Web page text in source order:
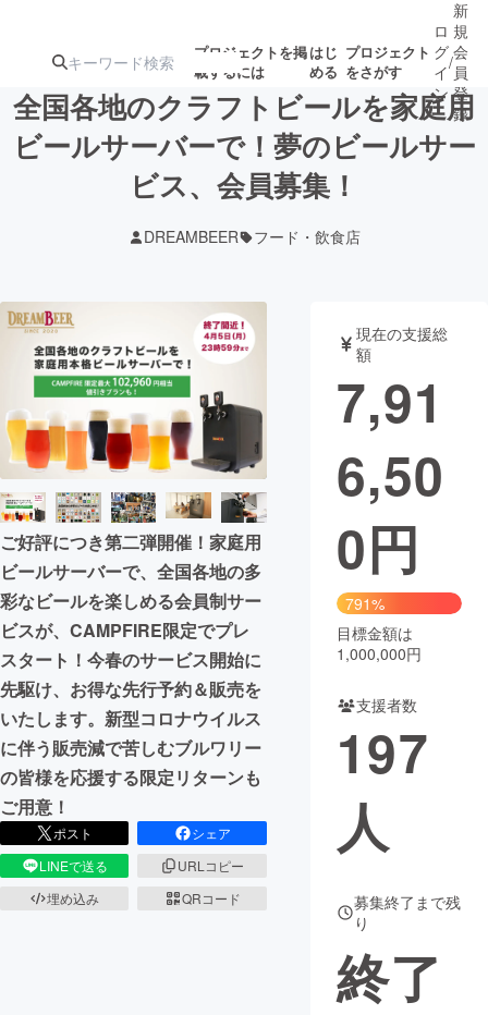
プロジェクトを掲
載するには
はじ
める
プロジェクト
をさがす
注目のリ 注目の新着プロ募集終了が近いプ
テクノロジー・ガジェット
映像・映画 書籍・雑誌
ビジネス・起業 チャレンジ
まちづくり・地域活性化
CAMPFIRE for Social Good
CAMPFIRE Creation
CAMPFIREふるさと納税
コミュニティ
ロ
グ
イ
ン
/
新
規
会
員
登
録
全国各地のクラフトビールを家庭用
ビールサーバーで！夢のビールサー
ビス、会員募集！
DREAMBEER フード・飲食店
ご好評につき第二弾開催！家庭用
ビールサーバーで、全国各地の多
彩なビールを楽しめる会員制サー
ビスが、CAMPFIRE限定でプレ
スタート！今春のサービス開始に
先駆け、お得な先行予約＆販売を
いたします。新型コロナウイルス
に伴う販売減で苦しむブルワリー
の皆様を応援する限定リターンも
ご用意！
ポスト
シェア
LINEで送る
URLコピー
埋め込み
QRコード
現在の支援総
額
7,91
6,50
0円
791%
目標金額は
1,000,000円
支援者数
197
人
募集終了まで残
り
終了